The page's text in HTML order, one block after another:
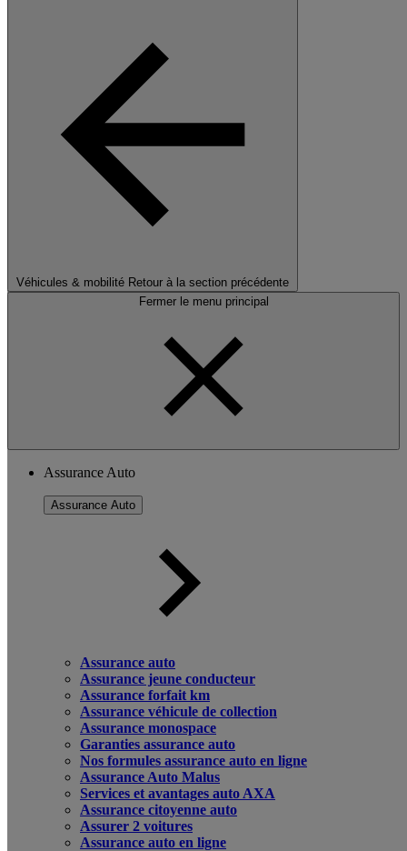
Véhicules & mobilité Retour à la section précédente
Fermer le menu principal
Assurance Auto
Assurance Auto
Assurance auto
Assurance jeune conducteur
Assurance forfait km
Assurance véhicule de collection
Assurance monospace
Garanties assurance auto
Nos formules assurance auto en ligne
Assurance Auto Malus
Services et avantages auto AXA
Assurance citoyenne auto
Assurer 2 voitures
Assurance auto en ligne